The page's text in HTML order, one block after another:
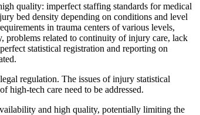
quality: imperfect staffing standards for medical
bed density depending on conditions and level
in trauma centers of various levels,
problems related to continuity of injury care, lack
statistical registration and reporting on
regulation. The issues of injury statistical
high-tech care need to be addressed.
and high quality, potentially limiting the